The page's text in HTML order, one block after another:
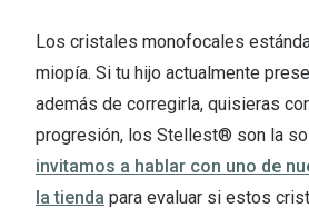
Los cristales monofocales
miopía. Si tu hijo actualmente
además de corregirla, quisieras
progresión, los Stellest® son la
invitamos a hablar con uno de
la tienda para evaluar si estos